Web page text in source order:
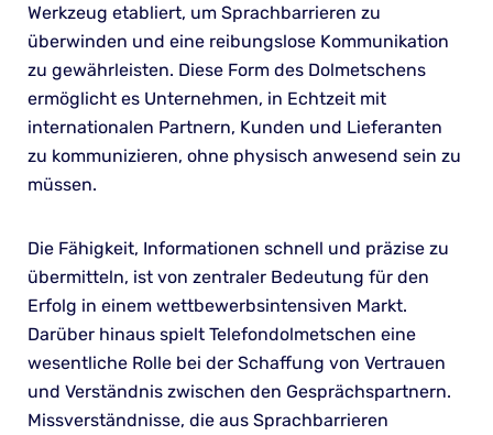
Werkzeug etabliert, um Sprachbarrieren zu
überwinden und eine reibungslose Kommunikation
zu gewährleisten. Diese Form des Dolmetschens
ermöglicht es Unternehmen, in Echtzeit mit
internationalen Partnern, Kunden und Lieferanten
zu kommunizieren, ohne physisch anwesend sein zu
müssen.
Die Fähigkeit, Informationen schnell und präzise zu
übermitteln, ist von zentraler Bedeutung für den
Erfolg in einem wettbewerbsintensiven Markt.
Darüber hinaus spielt Telefondolmetschen eine
wesentliche Rolle bei der Schaffung von Vertrauen
und Verständnis zwischen den Gesprächspartnern.
Missverständnisse, die aus Sprachbarrieren